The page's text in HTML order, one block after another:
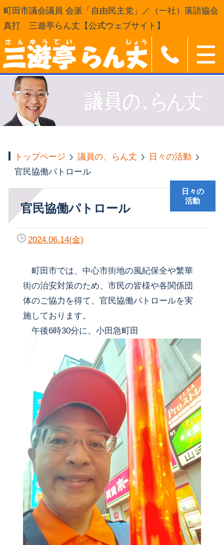
町田市議会議員 会派「自由民主党」／（一社）落語協会
真打 三遊亭らん丈【公式ウェブサイト】
トップページ 議員の、らん丈
日々の活動
官民協働パトロール
官民協働パトロール
日々の
活動
2024.06.14(金)
町田市では、中心市街地の風紀保全や繁華
街の治安対策のため、市民の皆様や各関係団
体のご協力を得て、官民協働パトロールを実
施しております。
午後6時30分に、小田急町田